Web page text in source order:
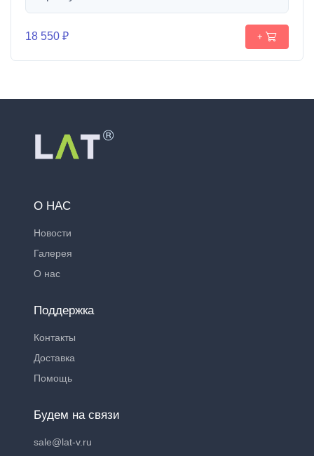
18 550 ₽ +
О НАС
Новости
Галерея
О нас
Поддержка
Контакты
Доставка
Помощь
Будем на связи
sale@lat-v.ru